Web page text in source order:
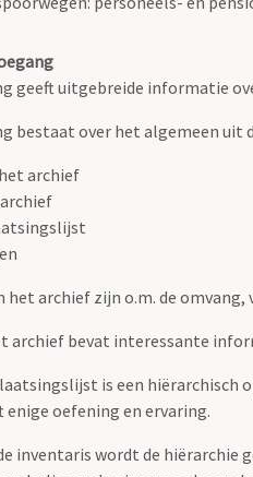
geeft uitgebreide informatie
bestaat over het algemeen uit
archief
het archief zijn o.m. de
archief bevat interessante
is een hiërarchisch
oefening en ervaring.
inventaris wordt de hiërarchie